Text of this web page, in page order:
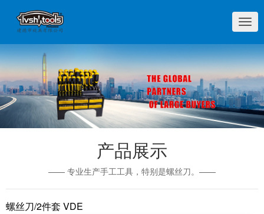
切
换
导
航
产品展示
—— 专业生产手工工具，特别是螺丝刀。——
螺丝刀/2件套 VDE